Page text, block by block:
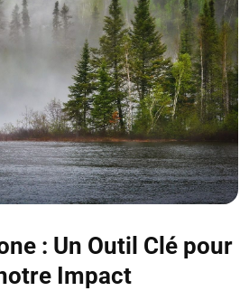
: Un Outil Clé pour
Impact